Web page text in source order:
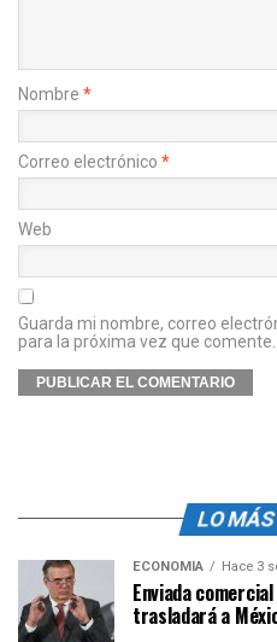
Nombre *
Correo electrónico *
Web
Guarda mi nombre, correo
para la próxima vez que comente.
LO
ECONOMÍA Hace 3
Enviada
trasladará a